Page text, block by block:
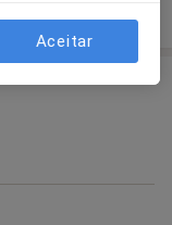
Aceitar